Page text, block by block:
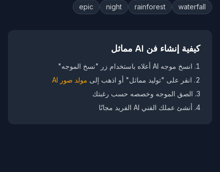
waterfall
rainforest
night
epic
كيفية إنشاء فن AI مماثل
انسخ موجه AI أعلاه باستخدام زر "نسخ الموجه"
انقر على "توليد مماثل" أو اذهب إلى مولد صور AI
الصق الموجه وخصصه حسب رغبتك
أنشئ عملك الفني AI الفريد مجانًا